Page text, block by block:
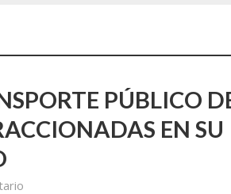
PÚBLICO
EN SU